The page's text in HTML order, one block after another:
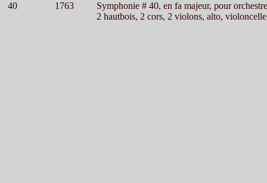
40 1763
Symphonie # 40, en fa majeur, pour orchestre
2 hautbois, 2 cors, 2 violons, alto,